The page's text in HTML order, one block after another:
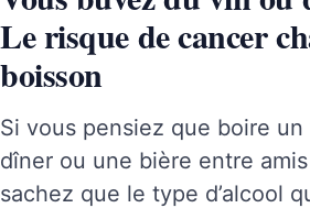
Le risque de cancer
boisson
Si vous pensiez que boire
dîner ou une bière entre
sachez que le type d’alcool